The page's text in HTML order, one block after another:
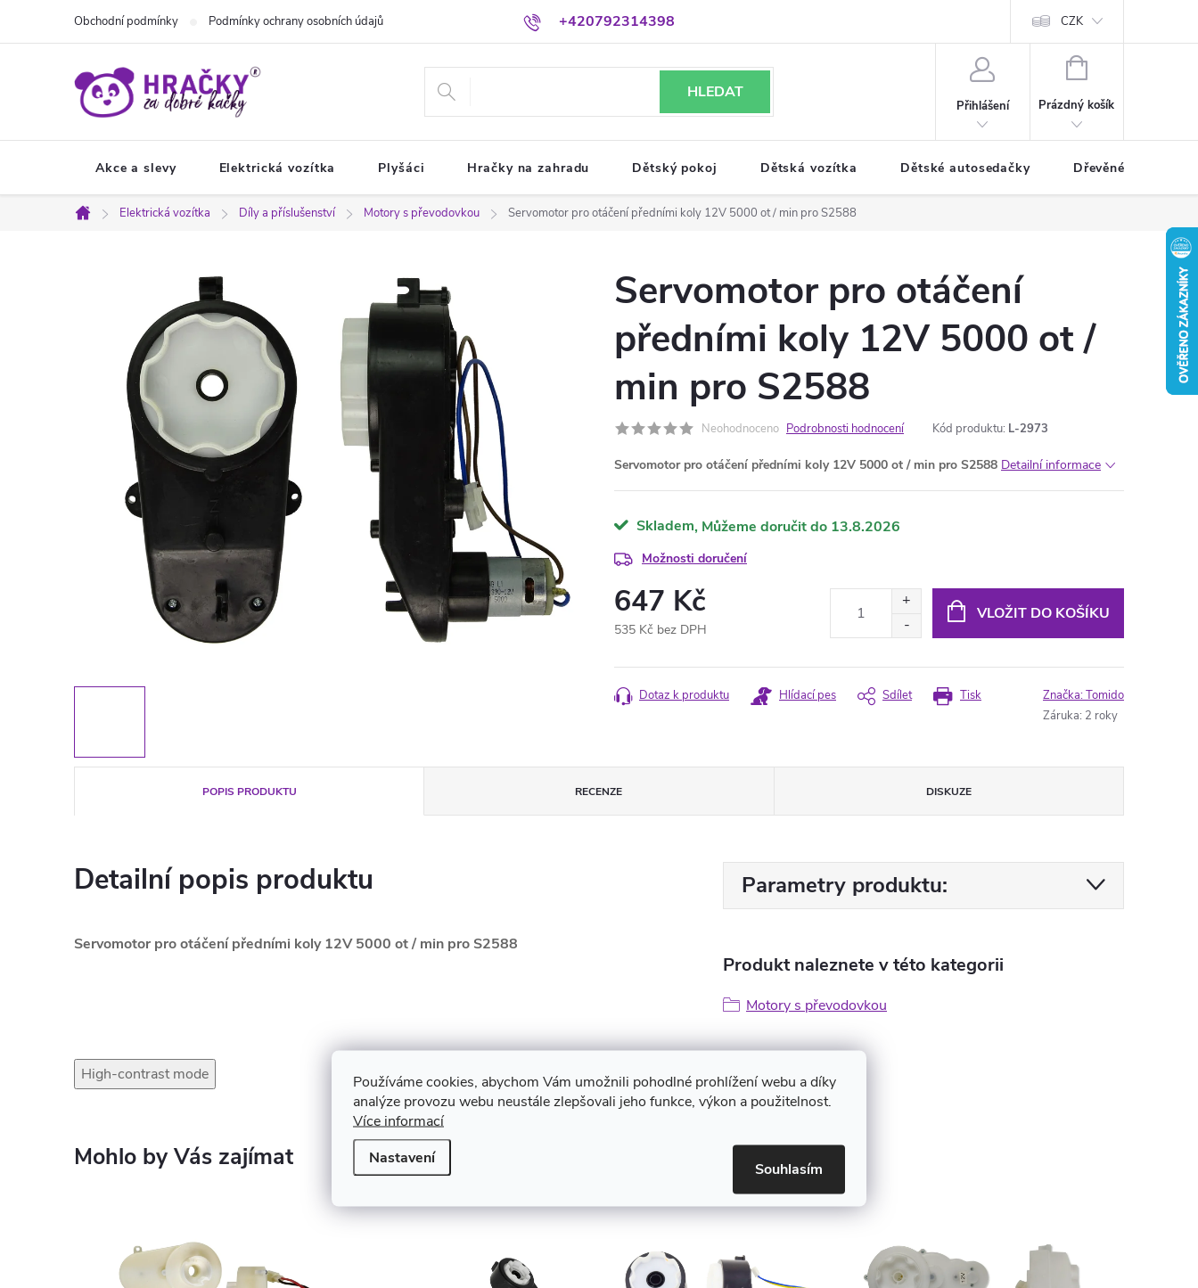
Používáme cookies, abychom Vám umožnili pohodlné prohlížení webu a díky
analýze provozu webu neustále zlepšovali jeho funkce, výkon a použitelnost.
Více informací
Nastavení
Souhlasím
+420792314398
Obchodní podmínky Podmínky ochrany osobních údajů CZK
HLEDAT
Přihlášení
NÁKUPNÍ
Prázdný košík
Akce a slevy Elektrická vozítka Plyšáci Hračky na zahradu Dětský pokoj Dětská vozítka Dětské autosedačky Dřevěné hračky
Domů
Elektrická vozítka Díly a příslušenství Motory s převodovkou Servomotor pro otáčení předními koly 12V 5000 ot / min pro S2588
Servomotor pro otáčení
předními koly 12V 5000 ot /
min pro S2588
Neohodnoceno Podrobnosti hodnocení Kód produktu: L-2973
Servomotor pro otáčení předními koly 12V 5000 ot / min pro S2588 Detailní informace
Skladem 13.8.2026
Možnosti doručení
647 Kč
535 Kč bez DPH
cena:
VLOŽIT DO KOŠÍKU
Tisk
Dotaz k produktu Hlídací pes Sdílet Značka:Tomido
Záruka: 2 roky
POPIS PRODUKTU RECENZE DISKUZE
Detailní popis produktu
Servomotor pro otáčení předními koly 12V 5000 ot / min pro S2588
Parametry produktu:
Produkt naleznete v této kategorii
Motory s převodovkou
High-contrast mode